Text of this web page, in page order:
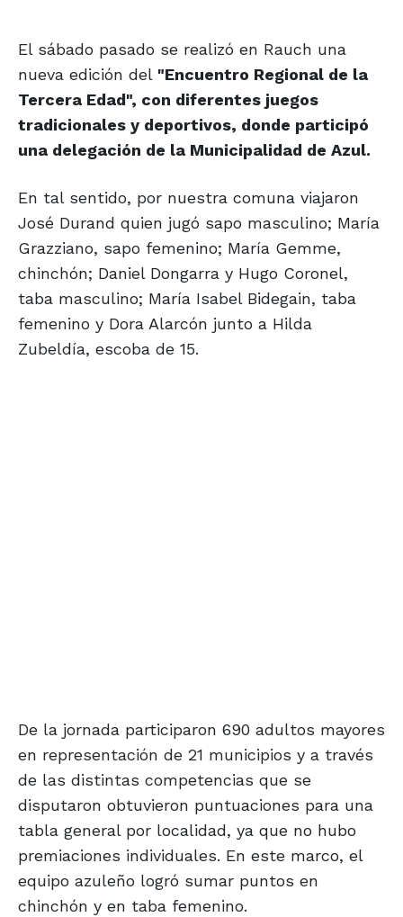
El sábado pasado se realizó en Rauch una
nueva edición del "Encuentro Regional de la
Tercera Edad", con diferentes juegos
tradicionales y deportivos, donde participó
una delegación de la Municipalidad de Azul.
En tal sentido, por nuestra comuna viajaron
José Durand quien jugó sapo masculino; María
Grazziano, sapo femenino; María Gemme,
chinchón; Daniel Dongarra y Hugo Coronel,
taba masculino; María Isabel Bidegain, taba
femenino y Dora Alarcón junto a Hilda
Zubeldía, escoba de 15.
De la jornada participaron 690 adultos mayores
en representación de 21 municipios y a través
de las distintas competencias que se
disputaron obtuvieron puntuaciones para una
tabla general por localidad, ya que no hubo
premiaciones individuales. En este marco, el
equipo azuleño logró sumar puntos en
chinchón y en taba femenino.